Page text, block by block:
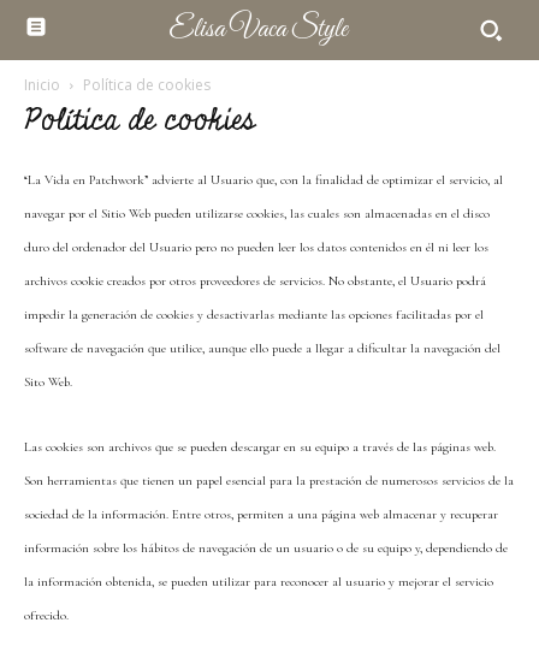
Elisa Vaca Style
Inicio Política de cookies
Política de cookies
“La Vida en Patchwork” advierte al Usuario que, con la finalidad de optimizar el servicio, al
navegar por el Sitio Web pueden utilizarse cookies, las cuales son almacenadas en el disco
duro del ordenador del Usuario pero no pueden leer los datos contenidos en él ni leer los
archivos cookie creados por otros proveedores de servicios. No obstante, el Usuario podrá
impedir la generación de cookies y desactivarlas mediante las opciones facilitadas por el
software de navegación que utilice, aunque ello puede a llegar a dificultar la navegación del
Sito Web.
Las cookies son archivos que se pueden descargar en su equipo a través de las páginas web.
Son herramientas que tienen un papel esencial para la prestación de numerosos servicios de la
sociedad de la información. Entre otros, permiten a una página web almacenar y recuperar
información sobre los hábitos de navegación de un usuario o de su equipo y, dependiendo de
la información obtenida, se pueden utilizar para reconocer al usuario y mejorar el servicio
ofrecido.